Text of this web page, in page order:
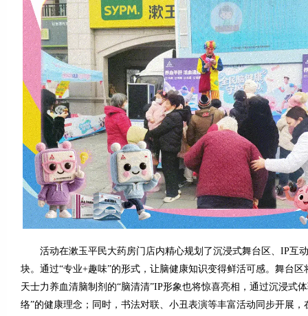
活动在漱玉平民大药房门店内精心规划了沉浸式舞台区、IP互
块。通过“专业+趣味”的形式，让脑健康知识变得鲜活可感。舞台
天士力养血清脑制剂的“脑清清”IP形象也将惊喜亮相，通过沉浸式
络”的健康理念；同时，书法对联、小丑表演等丰富活动同步开展